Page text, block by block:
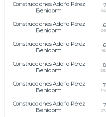
Construcciones Adolfo Pérez
Benidorm
Construcciones Adolfo Pérez
Benidorm
Construcciones Adolfo Pérez
Benidorm
Construcciones Adolfo Pérez
Benidorm
Construcciones Adolfo Pérez
Benidorm
Construcciones Adolfo Pérez
Benidorm